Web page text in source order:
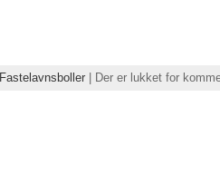
Fastelavnsboller| Der er lukket for